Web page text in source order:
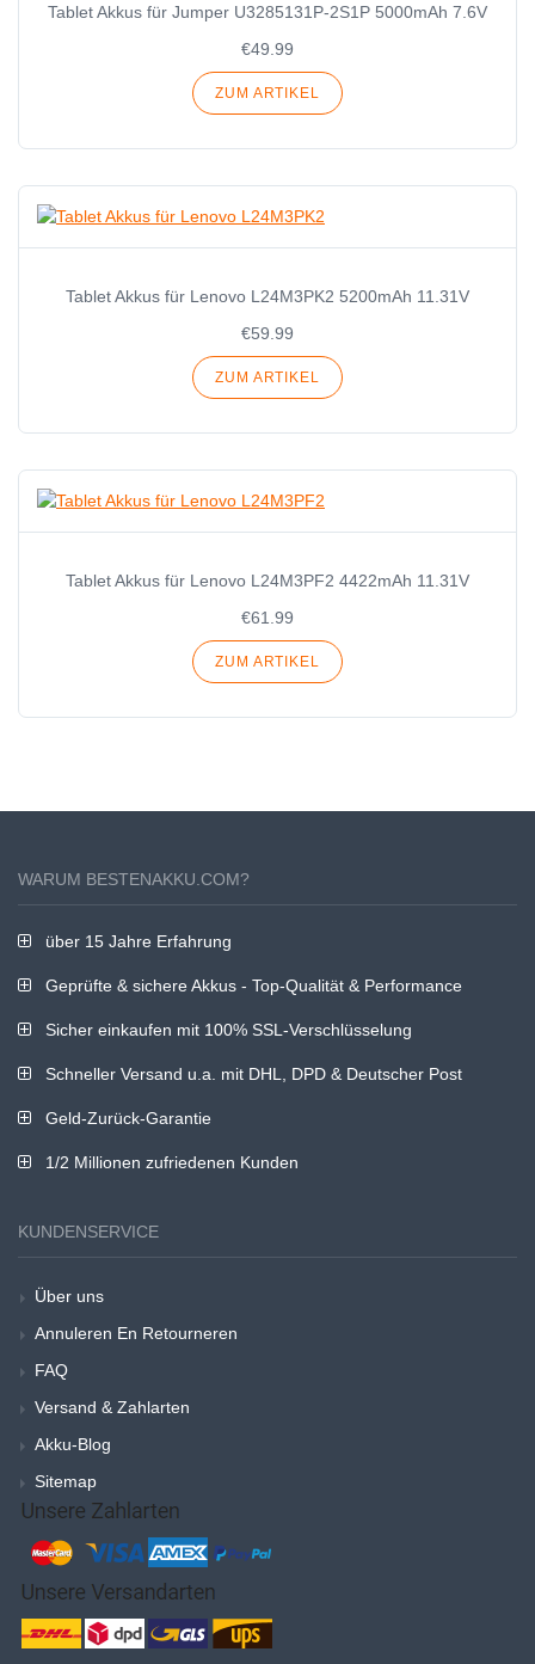
Tablet Akkus für Jumper U3285131P-2S1P 5000mAh 7.6V
€49.99
ZUM ARTIKEL
Tablet Akkus für Lenovo L24M3PK2 5200mAh 11.31V
€59.99
ZUM ARTIKEL
Tablet Akkus für Lenovo L24M3PF2 4422mAh 11.31V
€61.99
ZUM ARTIKEL
WARUM BESTENAKKU.COM?
über 15 Jahre Erfahrung
Geprüfte & sichere Akkus - Top-Qualität & Performance
Sicher einkaufen mit 100% SSL-Verschlüsselung
Schneller Versand u.a. mit DHL, DPD & Deutscher Post
Geld-Zurück-Garantie
1/2 Millionen zufriedenen Kunden
KUNDENSERVICE
Über uns
Annuleren En Retourneren
FAQ
Versand & Zahlarten
Akku-Blog
Sitemap